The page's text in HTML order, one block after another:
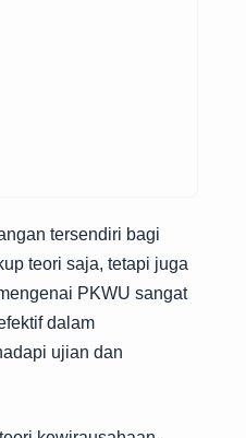
tersendiri bagi
teori saja, tetapi juga
PKWU sangat
dalam
ujian dan